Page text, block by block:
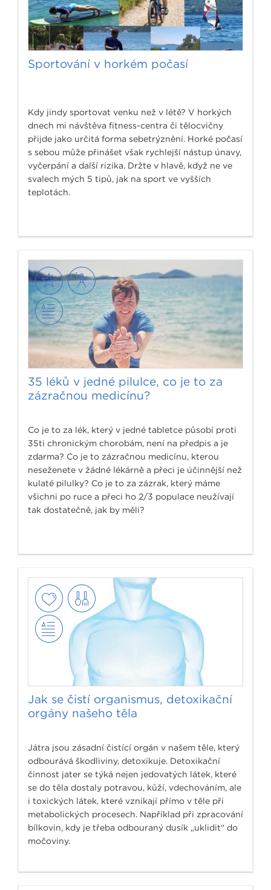
Sportování v horkém počasí
Kdy jindy sportovat venku než v létě? V horkých
dnech mi návštěva fitness-centra či tělocvičny
přijde jako určitá forma sebetrýznění. Horké počasí
s sebou může přinášet však rychlejší nástup únavy,
vyčerpání a další rizika. Držte v hlavě, když ne ve
svalech mých 5 tipů, jak na sport ve vyšších
teplotách.
35 léků v jedné pilulce, co je to za
zázračnou medicínu?
Co je to za lék, který v jedné tabletce působí proti
35ti chronickým chorobám, není na předpis a je
zdarma? Co je to zázračnou medicínu, kterou
neseženete v žádné lékárně a přeci je účinnější než
kulaté pilulky? Co je to za zázrak, který máme
všichni po ruce a přeci ho 2/3 populace neužívají
tak dostatečně, jak by měli?
Jak se čistí organismus, detoxikační
orgány našeho těla
Játra jsou zásadní čistící orgán v našem těle, který
odbourává škodliviny, detoxikuje. Detoxikační
činnost jater se týká nejen jedovatých látek, které
se do těla dostaly potravou, kůží, vdechováním, ale
i toxických látek, které vznikají přímo v těle při
metabolických procesech. Například při zpracování
bílkovin, kdy je třeba odbouraný dusík „uklidit“ do
močoviny.